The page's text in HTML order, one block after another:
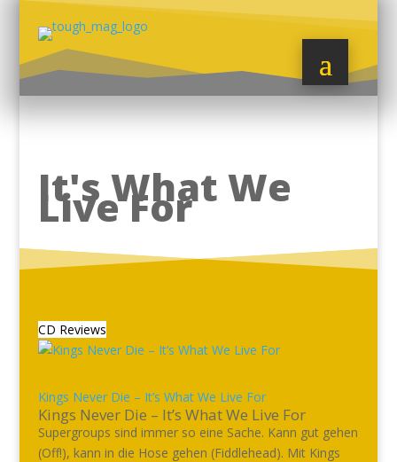
It's What We
Live For
CD Reviews
Kings Never Die – It’s What We Live For
Kings Never Die – It’s What We Live For
Supergroups sind immer so eine Sache. Kann gut gehen
(Off!), kann in die Hose gehen (Fiddlehead). Mit Kings